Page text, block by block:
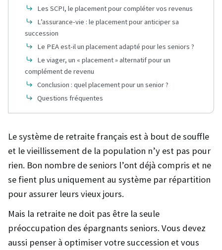
Les SCPI, le placement pour compléter vos revenus
L’assurance-vie : le placement pour anticiper sa
succession
Le PEA est-il un placement adapté pour les seniors ?
Le viager, un « placement » alternatif pour un
complément de revenu
Conclusion : quel placement pour un senior ?
Questions fréquentes
Le système de retraite français est à bout de souffle
et le vieillissement de la population n’y est pas pour
rien. Bon nombre de seniors l’ont déjà compris et ne
se fient plus uniquement au système par répartition
pour assurer leurs vieux jours.
Mais la retraite ne doit pas être la seule
préoccupation des épargnants seniors. Vous devez
aussi penser à optimiser votre succession et vous